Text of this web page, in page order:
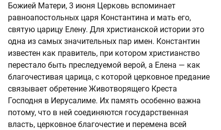
Божией Матери, 3 июня Церковь вспоминает
равноапостольных царя Константина и мать его,
святую царицу Елену. Для христианской истории это
одна из самых значительных пар имен. Константин
известен как правитель, при котором христианство
перестало быть преследуемой верой, а Елена — как
благочестивая царица, с которой церковное предание
связывает обретение Животворящего Креста
Господня в Иерусалиме. Их память особенно важна
потому, что в ней соединяются государственная
власть, церковное благочестие и перемена всей